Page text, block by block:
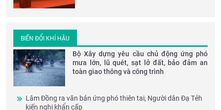
BIẾN ĐỔI KHÍ HẬU
Bộ Xây dựng yêu cầu chủ động ứng phó
mưa lớn, lũ quét, sạt lở đất, bảo đảm an
toàn giao thông và công trình
Lâm Đồng ra văn bản ứng phó thiên tai, Người dân Đạ Tẻh
kiến nghị khẩn cấp